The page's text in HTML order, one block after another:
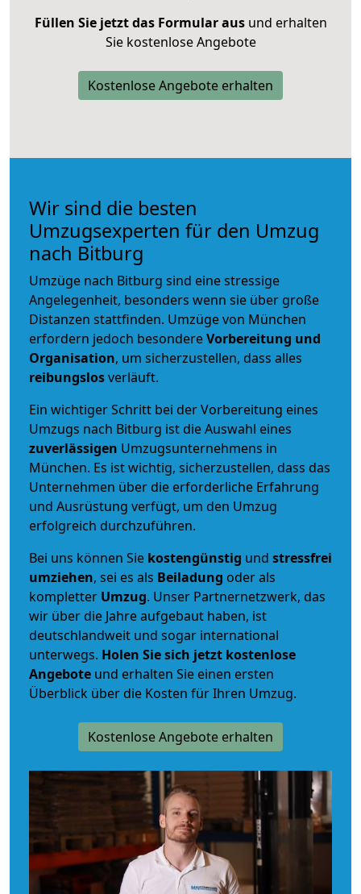
Füllen Sie jetzt das Formular ausund erhalten
Sie kostenlose Angebote
Kostenlose Angebote erhalten
Wir sind die besten
Umzugsexperten für den Umzug
nach Bitburg
Umzüge nach Bitburg sind eine stressige
Angelegenheit, besonders wenn sie über große
Distanzen stattfinden. Umzüge von München
erfordern jedoch besondereVorbereitung und
Organisation, um sicherzustellen, dass alles
reibungslosverläuft.
Ein wichtiger Schritt bei der Vorbereitung eines
Umzugs nach Bitburg ist die Auswahl eines
zuverlässigen Umzugsunternehmens in
München. Es ist wichtig, sicherzustellen, dass das
Unternehmen über die erforderliche Erfahrung
und Ausrüstung verfügt, um den Umzug
erfolgreich durchzuführen.
Bei uns können Sie kostengünstig und stressfrei
umziehen, sei es als Beiladung oder als
kompletter Umzug. Unser Partnernetzwerk, das
wir über die Jahre aufgebaut haben, ist
deutschlandweit und sogar international
unterwegs. Holen Sie sich jetzt kostenlose
Angebote und erhalten Sie einen ersten
Überblick über die Kosten für Ihren Umzug.
Kostenlose Angebote erhalten